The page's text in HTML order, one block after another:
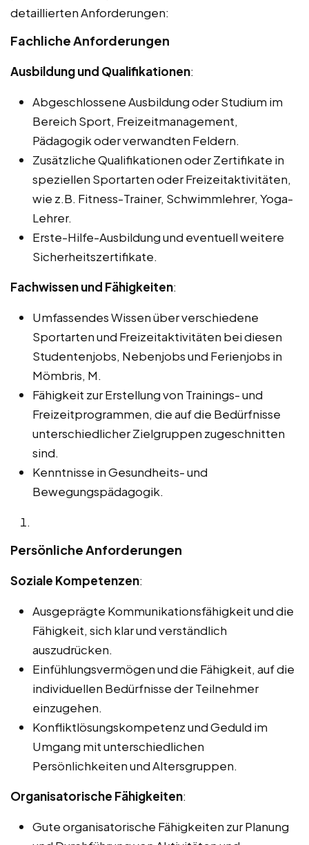
detaillierten Anforderungen:
Fachliche Anforderungen
Ausbildung und Qualifikationen:
Abgeschlossene Ausbildung oder Studium im
Bereich Sport, Freizeitmanagement,
Pädagogik oder verwandten Feldern.
Zusätzliche Qualifikationen oder Zertifikate in
speziellen Sportarten oder Freizeitaktivitäten,
wie z.B. Fitness-Trainer, Schwimmlehrer, Yoga-
Lehrer.
Erste-Hilfe-Ausbildung und eventuell weitere
Sicherheitszertifikate.
Fachwissen und Fähigkeiten:
Umfassendes Wissen über verschiedene
Sportarten und Freizeitaktivitäten bei diesen
Studentenjobs, Nebenjobs und Ferienjobs in
Mömbris, M.
Fähigkeit zur Erstellung von Trainings- und
Freizeitprogrammen, die auf die Bedürfnisse
unterschiedlicher Zielgruppen zugeschnitten
sind.
Kenntnisse in Gesundheits- und
Bewegungspädagogik.
Persönliche Anforderungen
Soziale Kompetenzen:
Ausgeprägte Kommunikationsfähigkeit und die
Fähigkeit, sich klar und verständlich
auszudrücken.
Einfühlungsvermögen und die Fähigkeit, auf die
individuellen Bedürfnisse der Teilnehmer
einzugehen.
Konfliktlösungskompetenz und Geduld im
Umgang mit unterschiedlichen
Persönlichkeiten und Altersgruppen.
Organisatorische Fähigkeiten:
Gute organisatorische Fähigkeiten zur Planung